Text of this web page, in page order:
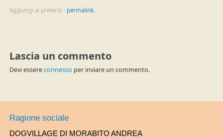
Aggiungi ai preferiti : permalink.
Lascia un commento
Devi essereconnesso per inviare un commento.
Ragione sociale
DOGVILLAGE DI MORABITO ANDREA